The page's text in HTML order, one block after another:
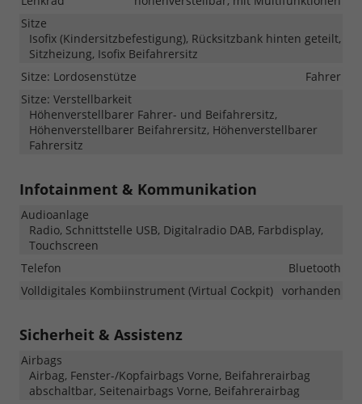
Sitze
Isofix (Kindersitzbefestigung), Rücksitzbank hinten geteilt,
Sitzheizung, Isofix Beifahrersitz
Sitze: Lordosenstütze
Fahrer
Sitze: Verstellbarkeit
Höhenverstellbarer Fahrer- und Beifahrersitz,
Höhenverstellbarer Beifahrersitz, Höhenverstellbarer
Fahrersitz
Infotainment & Kommunikation
Audioanlage
Radio, Schnittstelle USB, Digitalradio DAB, Farbdisplay,
Touchscreen
Telefon
Bluetooth
Volldigitales Kombiinstrument (Virtual Cockpit) vorhanden
Sicherheit & Assistenz
Airbags
Airbag, Fenster-/Kopfairbags Vorne, Beifahrerairbag
abschaltbar, Seitenairbags Vorne, Beifahrerairbag